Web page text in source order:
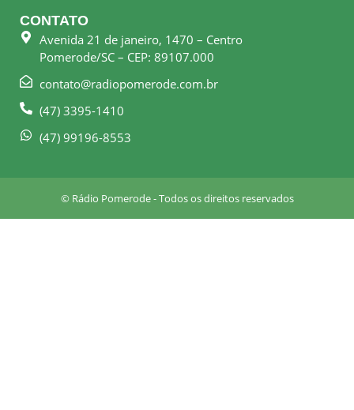
e
b
o
k
s
q
a
t
a
g
r
a
m
CONTATO
Avenida 21 de janeiro, 1470 – Centro
Pomerode/SC – CEP: 89107.000
contato@radiopomerode.com.br
(47) 3395-1410
(47) 99196-8553
© Rádio Pomerode - Todos os direitos reservados